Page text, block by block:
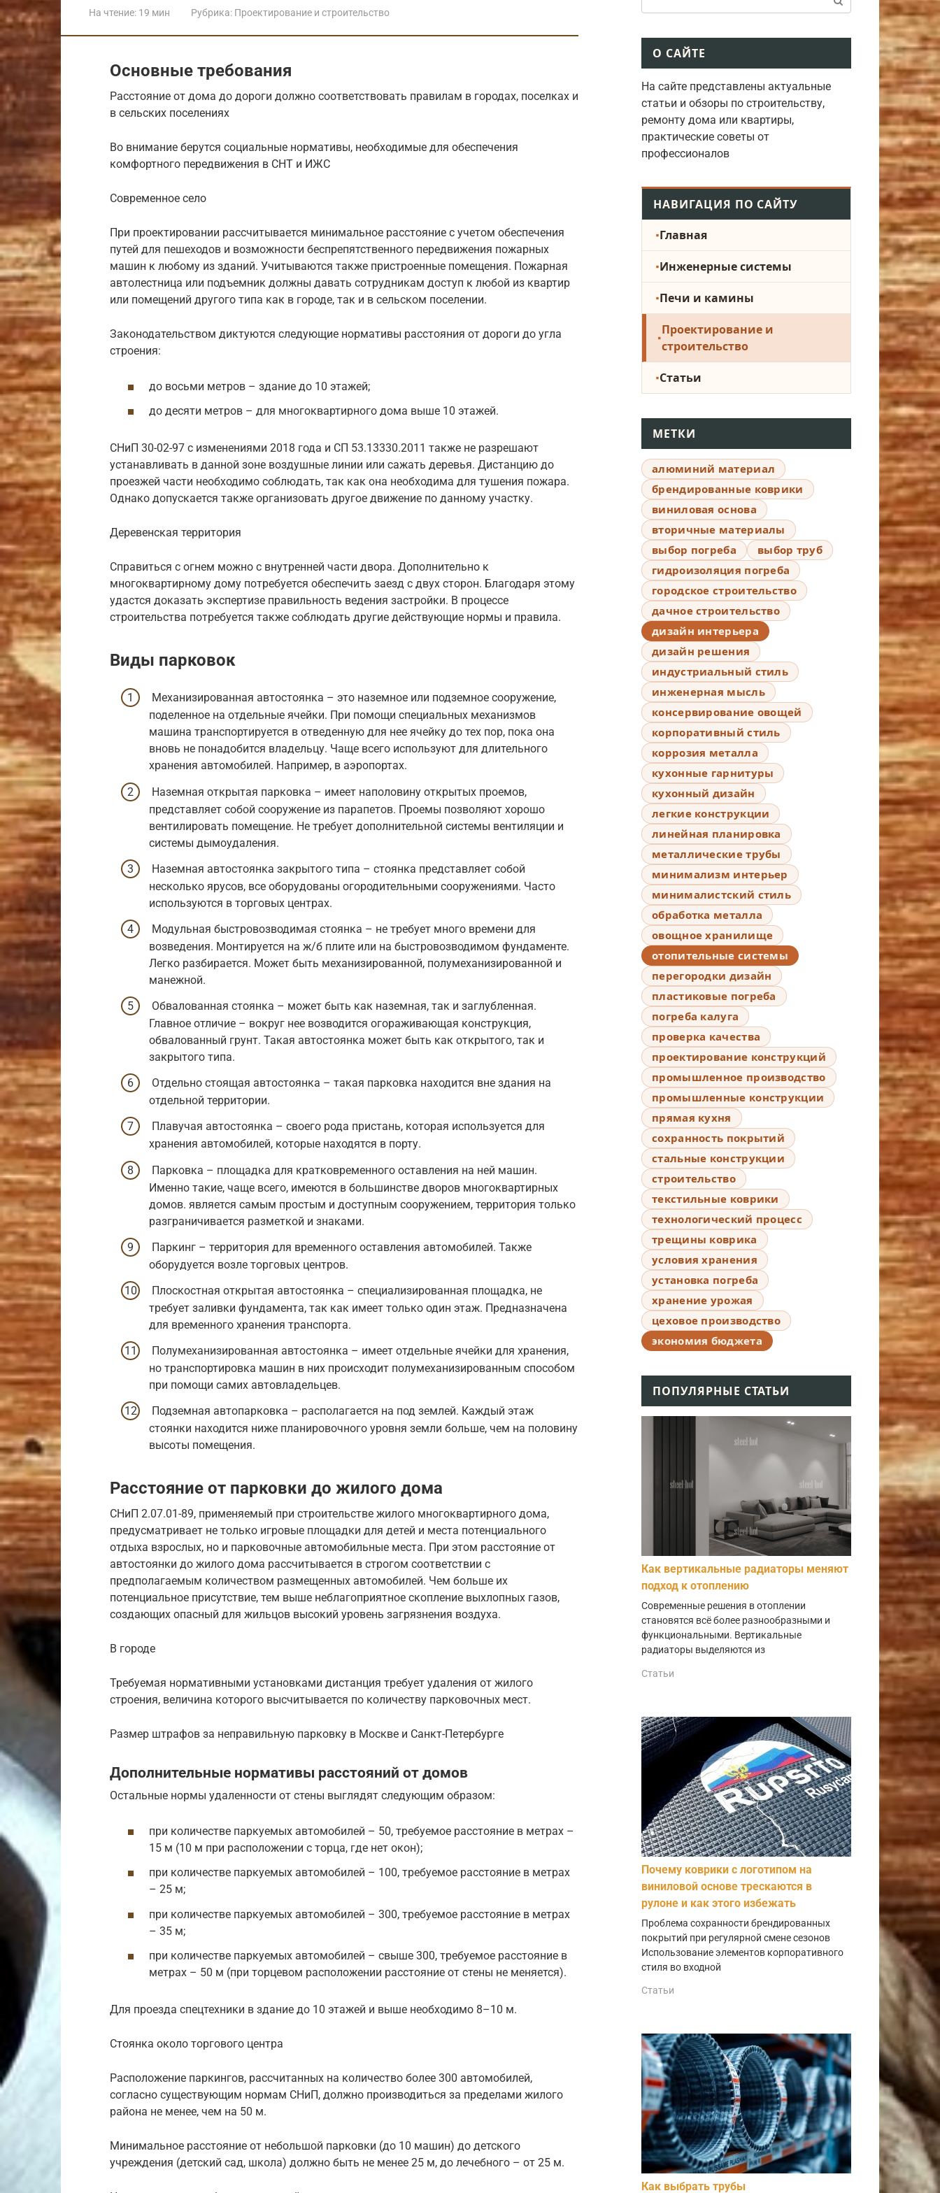
На чтение: 19 мин Рубрика: Проектирование и строительство
Основные требования
Расстояние от дома до дороги должно соответствовать правилам в городах, поселках и
в сельских поселениях
Во внимание берутся социальные нормативы, необходимые для обеспечения
комфортного передвижения в СНТ и ИЖС
Современное село
При проектировании рассчитывается минимальное расстояние с учетом обеспечения
путей для пешеходов и возможности беспрепятственного передвижения пожарных
машин к любому из зданий. Учитываются также пристроенные помещения. Пожарная
автолестница или подъемник должны давать сотрудникам доступ к любой из квартир
или помещений другого типа как в городе, так и в сельском поселении.
Законодательством диктуются следующие нормативы расстояния от дороги до угла
строения:
до восьми метров – здание до 10 этажей;
до десяти метров – для многоквартирного дома выше 10 этажей.
СНиП 30-02-97 с изменениями 2018 года и СП 53.13330.2011 также не разрешают
устанавливать в данной зоне воздушные линии или сажать деревья. Дистанцию до
проезжей части необходимо соблюдать, так как она необходима для тушения пожара.
Однако допускается также организовать другое движение по данному участку.
Деревенская территория
Справиться с огнем можно с внутренней части двора. Дополнительно к
многоквартирному дому потребуется обеспечить заезд с двух сторон. Благодаря этому
удастся доказать экспертизе правильность ведения застройки. В процессе
строительства потребуется также соблюдать другие действующие нормы и правила.
Виды парковок
Механизированная автостоянка – это наземное или подземное сооружение,
поделенное на отдельные ячейки. При помощи специальных механизмов
машина транспортируется в отведенную для нее ячейку до тех пор, пока она
вновь не понадобится владельцу. Чаще всего используют для длительного
хранения автомобилей. Например, в аэропортах.
Наземная открытая парковка – имеет наполовину открытых проемов,
представляет собой сооружение из парапетов. Проемы позволяют хорошо
вентилировать помещение. Не требует дополнительной системы вентиляции и
системы дымоудаления.
Наземная автостоянка закрытого типа – стоянка представляет собой
несколько ярусов, все оборудованы огородительными сооружениями. Часто
используются в торговых центрах.
Модульная быстровозводимая стоянка – не требует много времени для
возведения. Монтируется на ж/б плите или на быстровозводимом фундаменте.
Легко разбирается. Может быть механизированной, полумеханизированной и
манежной.
Обвалованная стоянка – может быть как наземная, так и заглубленная.
Главное отличие – вокруг нее возводится огораживающая конструкция,
обвалованный грунт. Такая автостоянка может быть как открытого, так и
закрытого типа.
Отдельно стоящая автостоянка – такая парковка находится вне здания на
отдельной территории.
Плавучая автостоянка – своего рода пристань, которая используется для
хранения автомобилей, которые находятся в порту.
Парковка – площадка для кратковременного оставления на ней машин.
Именно такие, чаще всего, имеются в большинстве дворов многоквартирных
домов. является самым простым и доступным сооружением, территория только
разграничивается разметкой и знаками.
Паркинг – территория для временного оставления автомобилей. Также
оборудуется возле торговых центров.
Плоскостная открытая автостоянка – специализированная площадка, не
требует заливки фундамента, так как имеет только один этаж. Предназначена
для временного хранения транспорта.
Полумеханизированная автостоянка – имеет отдельные ячейки для хранения,
но транспортировка машин в них происходит полумеханизированным способом
при помощи самих автовладельцев.
Подземная автопарковка – располагается на под землей. Каждый этаж
стоянки находится ниже планировочного уровня земли больше, чем на половину
высоты помещения.
Расстояние от парковки до жилого дома
СНиП 2.07.01-89, применяемый при строительстве жилого многоквартирного дома,
предусматривает не только игровые площадки для детей и места потенциального
отдыха взрослых, но и парковочные автомобильные места. При этом расстояние от
автостоянки до жилого дома рассчитывается в строгом соответствии с
предполагаемым количеством размещенных автомобилей. Чем больше их
потенциальное присутствие, тем выше неблагоприятное скопление выхлопных газов,
создающих опасный для жильцов высокий уровень загрязнения воздуха.
В городе
Требуемая нормативными установками дистанция требует удаления от жилого
строения, величина которого высчитывается по количеству парковочных мест.
Размер штрафов за неправильную парковку в Москве и Санкт-Петербурге
Дополнительные нормативы расстояний от домов
Остальные нормы удаленности от стены выглядят следующим образом:
при количестве паркуемых автомобилей – 50, требуемое расстояние в метрах –
15 м (10 м при расположении с торца, где нет окон);
при количестве паркуемых автомобилей – 100, требуемое расстояние в метрах
– 25 м;
при количестве паркуемых автомобилей – 300, требуемое расстояние в метрах
– 35 м;
при количестве паркуемых автомобилей – свыше 300, требуемое расстояние в
метрах – 50 м (при торцевом расположении расстояние от стены не меняется).
Для проезда спецтехники в здание до 10 этажей и выше необходимо 8–10 м.
Стоянка около торгового центра
Расположение паркингов, рассчитанных на количество более 300 автомобилей,
согласно существующим нормам СНиП, должно производиться за пределами жилого
района не менее, чем на 50 м.
Минимальное расстояние от небольшой парковки (до 10 машин) до детского
учреждения (детский сад, школа) должно быть не менее 25 м, до лечебного – от 25 м.
О САЙТЕ
На сайте представлены актуальные
статьи и обзоры по строительству,
ремонту дома или квартиры,
практические советы от
профессионалов
НАВИГАЦИЯ ПО САЙТУ
Главная
Инженерные системы
Печи и камины
Проектирование и
строительство
Статьи
МЕТКИ
алюминий материал
брендированные коврики
виниловая основа
вторичные материалы
выбор погреба
выбор труб
гидроизоляция погреба
городское строительство
дачное строительство
дизайн интерьера
дизайн решения
индустриальный стиль
инженерная мысль
консервирование овощей
корпоративный стиль
коррозия металла
кухонные гарнитуры
кухонный дизайн
легкие конструкции
линейная планировка
металлические трубы
минимализм интерьер
минималистский стиль
обработка металла
овощное хранилище
отопительные системы
перегородки дизайн
пластиковые погреба
погреба калуга
проверка качества
проектирование конструкций
промышленное производство
промышленные конструкции
прямая кухня
сохранность покрытий
стальные конструкции
строительство
текстильные коврики
технологический процесс
трещины коврика
условия хранения
установка погреба
хранение урожая
цеховое производство
экономия бюджета
ПОПУЛЯРНЫЕ СТАТЬИ
Как вертикальные радиаторы меняют
подход к отоплению
Современные решения в отоплении
становятся всё более разнообразными и
функциональными. Вертикальные
радиаторы выделяются из
Статьи
Почему коврики с логотипом на
виниловой основе трескаются в
рулоне и как этого избежать
Проблема сохранности брендированных
покрытий при регулярной смене сезонов
Использование элементов корпоративного
стиля во входной
Статьи
Как выбрать трубы